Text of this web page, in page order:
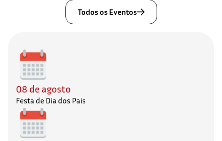
Todos os Eventos
08 de agosto
Festa de Dia dos Pais